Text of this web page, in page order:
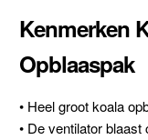
Kenmerken
Opblaaspak
• Heel groot koala
• De ventilator